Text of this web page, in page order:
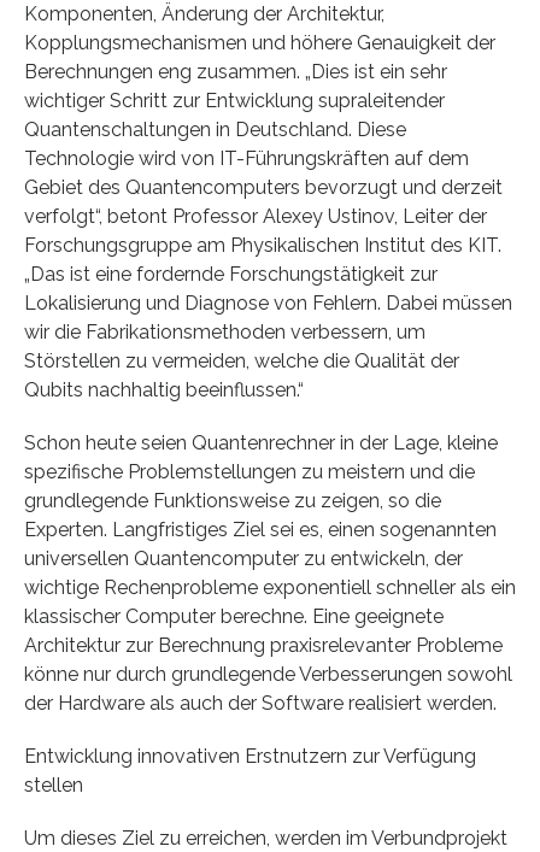
Komponenten, Änderung der Architektur,
Kopplungsmechanismen und höhere Genauigkeit der
Berechnungen eng zusammen. „Dies ist ein sehr
wichtiger Schritt zur Entwicklung supraleitender
Quantenschaltungen in Deutschland. Diese
Technologie wird von IT-Führungskräften auf dem
Gebiet des Quantencomputers bevorzugt und derzeit
verfolgt“, betont Professor Alexey Ustinov, Leiter der
Forschungsgruppe am Physikalischen Institut des KIT.
„Das ist eine fordernde Forschungstätigkeit zur
Lokalisierung und Diagnose von Fehlern. Dabei müssen
wir die Fabrikationsmethoden verbessern, um
Störstellen zu vermeiden, welche die Qualität der
Qubits nachhaltig beeinflussen.“
Schon heute seien Quantenrechner in der Lage, kleine
spezifische Problemstellungen zu meistern und die
grundlegende Funktionsweise zu zeigen, so die
Experten. Langfristiges Ziel sei es, einen sogenannten
universellen Quantencomputer zu entwickeln, der
wichtige Rechenprobleme exponentiell schneller als ein
klassischer Computer berechne. Eine geeignete
Architektur zur Berechnung praxisrelevanter Probleme
könne nur durch grundlegende Verbesserungen sowohl
der Hardware als auch der Software realisiert werden.
Entwicklung innovativen Erstnutzern zur Verfügung
stellen
Um dieses Ziel zu erreichen, werden im Verbundprojekt